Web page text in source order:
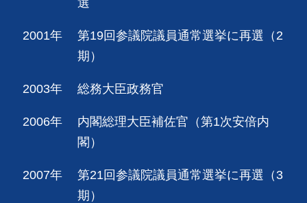
2001年
第19回参議院議員通常選挙に再選（2
期）
2003年 総務大臣政務官
2006年
内閣総理大臣補佐官（第1次安倍内
閣）
2007年
第21回参議院議員通常選挙に再選（3
期）